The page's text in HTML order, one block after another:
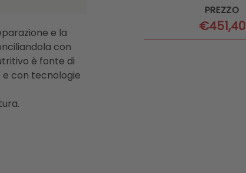
e la
con
è fonte di
e con tecnologie
PREZZO
€451,40